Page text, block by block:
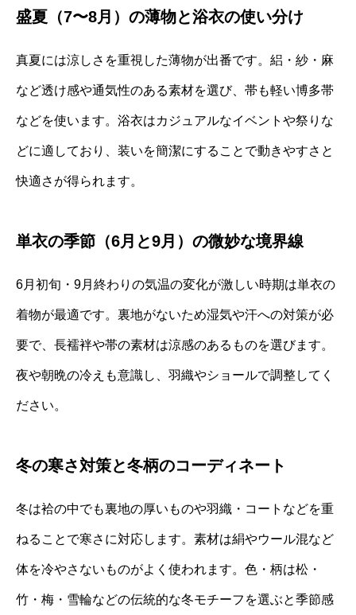
盛夏（7〜8月）の薄物と浴衣の使い分け
真夏には涼しさを重視した薄物が出番です。絽・紗・麻
など透け感や通気性のある素材を選び、帯も軽い博多帯
などを使います。浴衣はカジュアルなイベントや祭りな
どに適しており、装いを簡潔にすることで動きやすさと
快適さが得られます。
単衣の季節（6月と9月）の微妙な境界線
6月初旬・9月終わりの気温の変化が激しい時期は単衣の
着物が最適です。裏地がないため湿気や汗への対策が必
要で、長襦袢や帯の素材は涼感のあるものを選びます。
夜や朝晩の冷えも意識し、羽織やショールで調整してく
ださい。
冬の寒さ対策と冬柄のコーディネート
冬は袷の中でも裏地の厚いものや羽織・コートなどを重
ねることで寒さに対応します。素材は絹やウール混など
体を冷やさないものがよく使われます。色・柄は松・
竹・梅・雪輪などの伝統的な冬モチーフを選ぶと季節感